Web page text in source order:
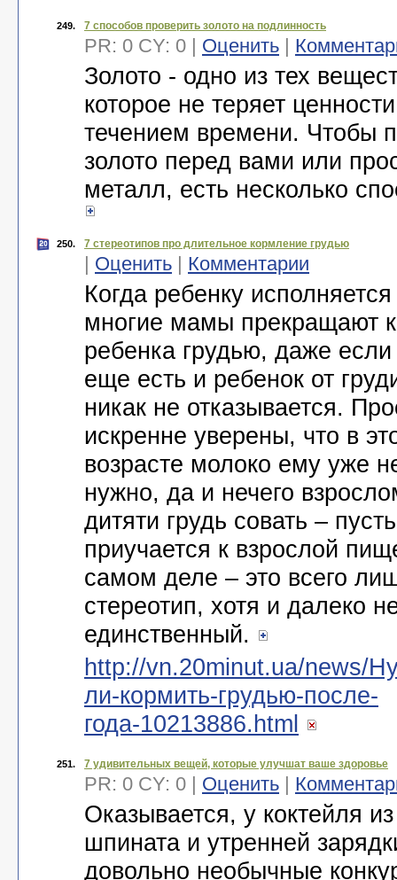
249. 7 способов проверить золото на подлинность
PR: 0 CY: 0 | Оценить |
Золото - одно из тех
которое не теряет
течением времени. Чтобы
золото перед вами или
металл, есть несколько
250. 7 стереотипов про длительное кормление грудью
| Оценить | Комментарии
Когда ребенку исполняется
многие мамы прекращают
ребенка грудью, даже
еще есть и ребенок от
никак не отказывается.
искренне уверены, что в
возрасте молоко ему уже
нужно, да и нечего
дитяти грудь совать – пусть
приучается к взрослой
самом деле – это всего
стереотип, хотя и далеко
единственный.
http://vn.20minut.ua/news/
ли-кормить-грудью-после-
года-10213886.html
251. 7 удивительных вещей, которые улучшат ваше здоровье
PR: 0 CY: 0 | Оценить |
Оказывается, у коктейля из
шпината и утренней
довольно необычные